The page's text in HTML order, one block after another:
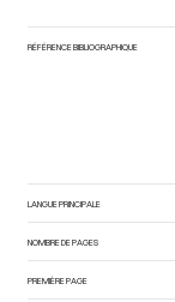
RÉFÉRENCE BIBLIOGRAPHIQUE
LANGUE PRINCIPALE
NOMBRE DE PAGES
PREMIÈRE PAGE